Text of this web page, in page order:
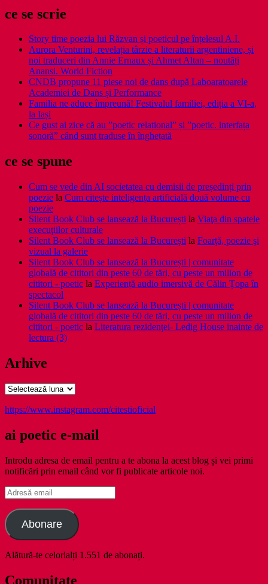
ce se scrie
Story time poezia lui Răzvan și poeticul pe înțelesul A.I.
Aurora Venturini, revelația târzie a literaturii argentiniene, și
noi traduceri din Annie Ernaux și Ahmet Altan – noutăți
Anansi. World Fiction
CNDB propune 11 piese noi de dans după Laboaratoarele
Academiei de Dans și Performance
Familia ne aduce împreună! Festivalul familiei, ediția a VI-a,
la Iași
Ce gust ai zice că au ”poetic relațional” și ”poetic. interfața
sonoră” când sunt traduse în înghețată
ce se spune
Cum se vede din AI societatea cu demisii de președinți prin
poezie la Cum citește inteligența artificială două volume cu
poezie
Silent Book Club se lansează la București la Viaţa din spatele
execuţiilor culturale
Silent Book Club se lansează la București la Foarţă, poezie şi
vizual la galerie
Silent Book Club se lansează la București | comunitate
globală de cititori din peste 60 de țări, cu peste un milion de
cititori - poetic la Experiență audio imersivă de Călin Țopa în
spectacol
Silent Book Club se lansează la București | comunitate
globală de cititori din peste 60 de țări, cu peste un milion de
cititori - poetic la Literatura rezidenţei- Ledig House inainte de
lectura (3)
Arhive
Arhive
https://www.instagram.com/citestioficial
ai poetic e-mail
Introdu adresa de email pentru a te abona la acest blog și vei primi
notificări prin email când vor fi publicate articole noi.
Adresă
email
Abonare
Alătură-te celorlalți 1.551 de abonați.
Comunitate